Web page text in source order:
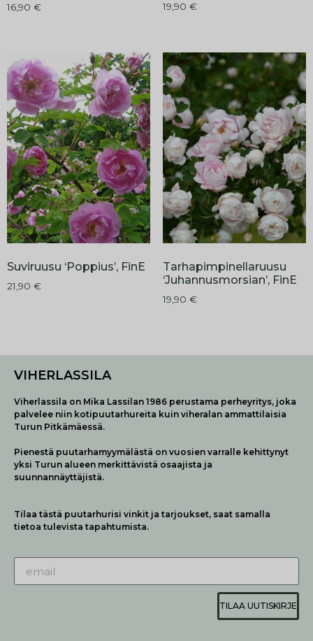
16,90 € 19,90 €
Suviruusu ‘Poppius’, FinE
21,90 €
Tarhapimpinellaruusu
‘Juhannusmorsian’, FinE
19,90 €
VIHERLASSILA
Viherlassila on Mika Lassilan 1986 perustama perheyritys, joka
palvelee niin kotipuutarhureita kuin viheralan ammattilaisia
Turun Pitkämäessä.
Pienestä puutarhamyymälästä on vuosien varralle kehittynyt
yksi Turun alueen merkittävistä osaajista ja
suunnannäyttäjistä.
Tilaa tästä puutarhurisi vinkit ja tarjoukset, saat samalla
tietoa tulevista tapahtumista.
TILAA UUTISKIRJE